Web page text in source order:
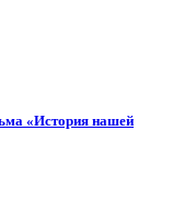
«История нашей